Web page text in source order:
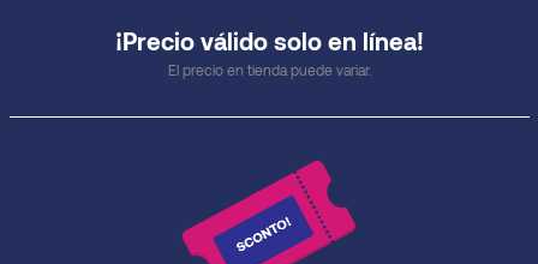
¡Precio válido solo en línea!
El precio en tienda puede variar.